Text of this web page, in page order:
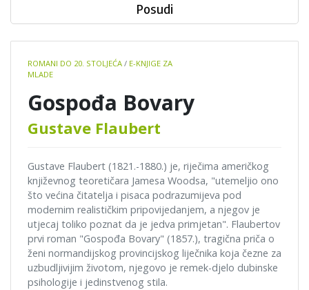
details
ROMANI DO 20. STOLJEĆA / E-KNJIGE ZA
MLADE
Gospođa Bovary
Gustave Flaubert
Gustave Flaubert (1821.-1880.) je, riječima američkog
književnog teoretičara Jamesa Woodsa, "utemeljio ono
što većina čitatelja i pisaca podrazumijeva pod
modernim realističkim pripovijedanjem, a njegov je
utjecaj toliko poznat da je jedva primjetan". Flaubertov
prvi roman "Gospođa Bovary" (1857.), tragična priča o
ženi normandijskog provincijskog liječnika koja čezne za
uzbudljivijim životom, njegovo je remek-djelo dubinske
psihologije i jedinstvenog stila.
Posudi